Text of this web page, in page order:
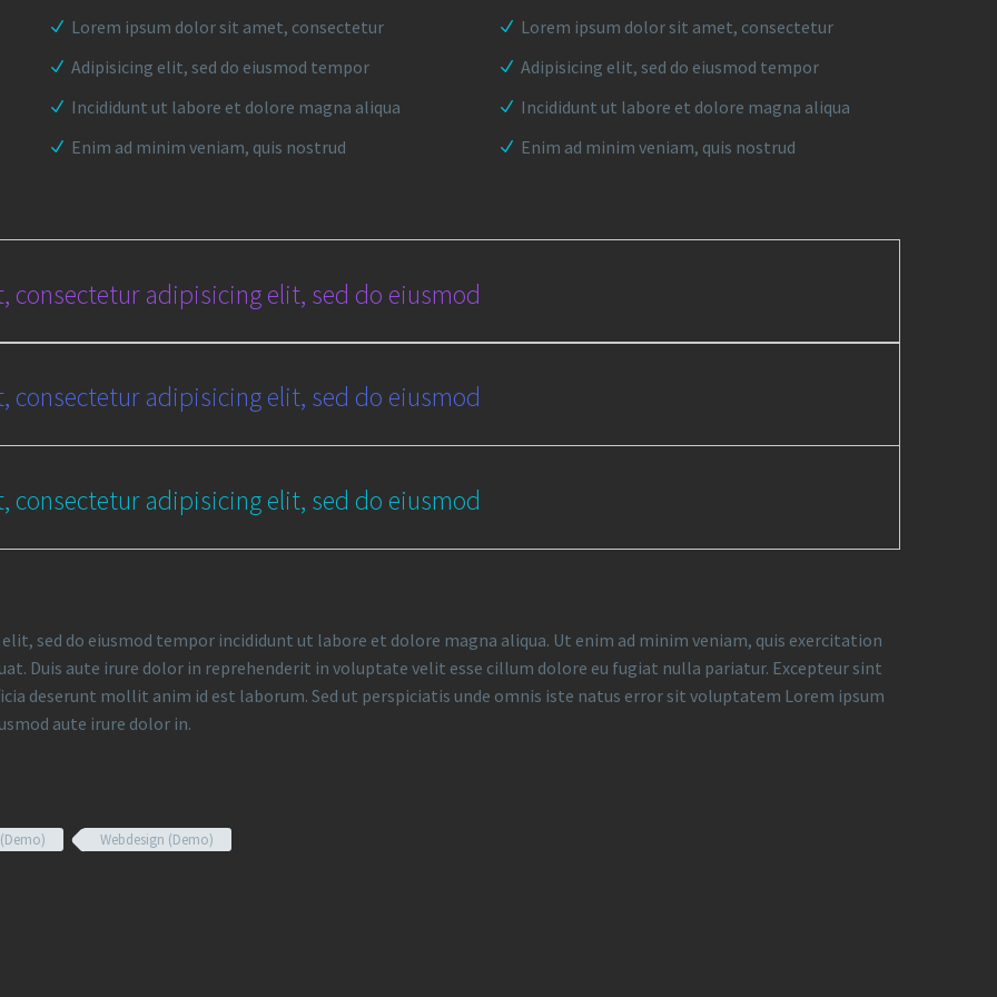
Lorem ipsum dolor sit amet, consectetur
Adipisicing elit, sed do eiusmod tempor
Incididunt ut labore et dolore magna aliqua
Enim ad minim veniam, quis nostrud
Lorem ipsum dolor sit amet, consectetur
Adipisicing elit, sed do eiusmod tempor
Incididunt ut labore et dolore magna aliqua
Enim ad minim veniam, quis nostrud
consectetur adipisicing elit, sed do eiusmod
consectetur adipisicing elit, sed do eiusmod
consectetur adipisicing elit, sed do eiusmod
sed do eiusmod tempor incididunt ut labore et dolore magna aliqua. Ut enim ad minim veniam, quis exercitation
Duis aute irure dolor in reprehenderit in voluptate velit esse cillum dolore eu fugiat nulla pariatur. Excepteur sint
deserunt mollit anim id est laborum. Sed ut perspiciatis unde omnis iste natus error sit voluptatem Lorem ipsum
aute irure dolor in.
Webdesign (Demo)